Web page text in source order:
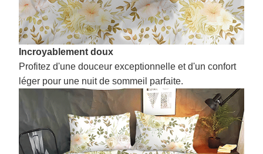
Incroyablement doux
Profitez d'une douceur exceptionnelle et d'un confort
léger pour une nuit de sommeil parfaite.